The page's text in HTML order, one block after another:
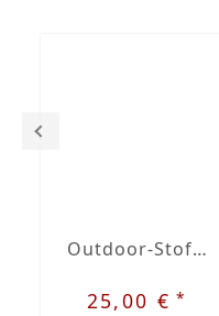
Outdoor-Stoff Dralon Zitronengelb Nr. 25
25,00 €*